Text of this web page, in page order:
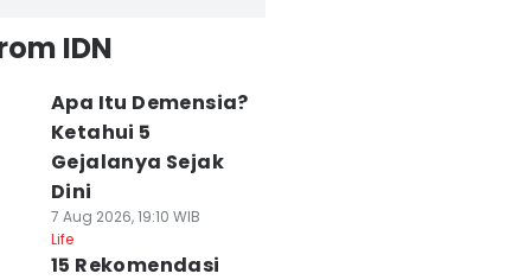
IDN
Apa Itu Demensia?
Ketahui 5
Gejalanya Sejak
Dini
7 Aug 2026, 19:10 WIB
Life
15 Rekomendasi